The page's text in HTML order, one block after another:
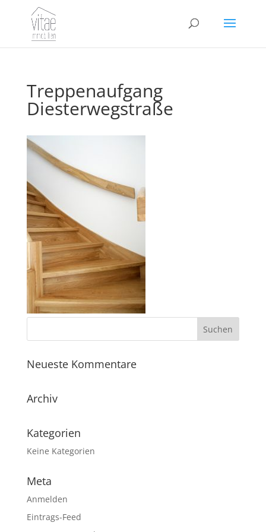
Treppenaufgang
Diesterwegstraße
Neueste Kommentare
Archiv
Kategorien
Keine Kategorien
Meta
Anmelden
Eintrags-Feed